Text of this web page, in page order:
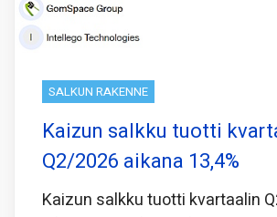
SALKUN RAKENNE
Kaizun salkku tuotti
Q2/2026 aikana 13,4%
Kaizun salkku tuotti kvartaalin